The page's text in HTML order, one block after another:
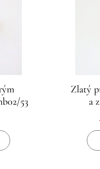
53
Zlatý
a